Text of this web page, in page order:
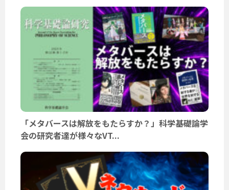
「メタバースは解放をもたらすか？」科学基礎論学
会の研究者達が様々なVT...